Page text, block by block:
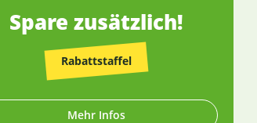
Spare zusätzlich!
Rabattstaffel
Mehr Infos